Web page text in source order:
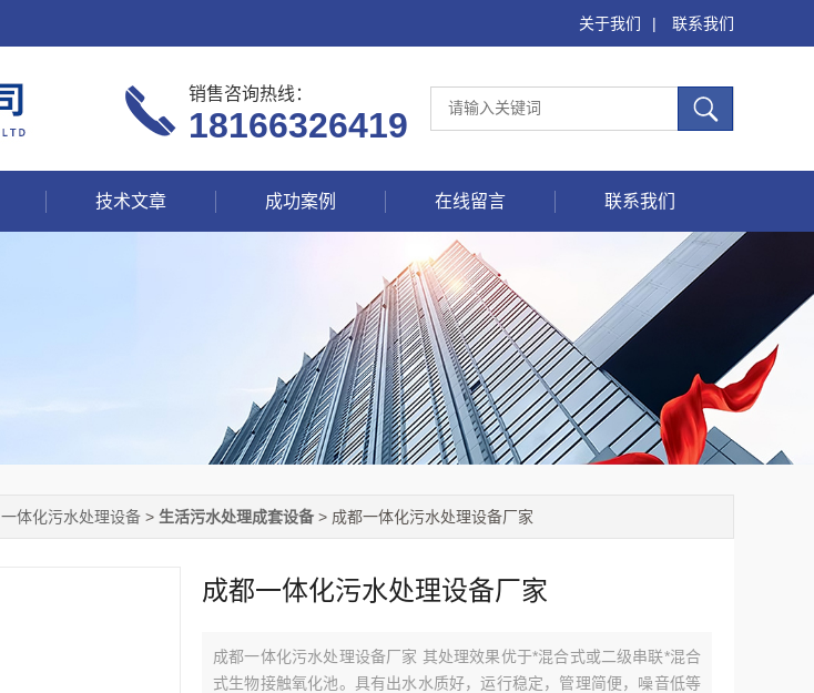
关于我们 | 联系我们
销售咨询热线：
18166326419
技术文章 成功案例 在线留言 联系我们
一体化污水处理设备 > 生活污水处理成套设备 > 成都一体化污水处理设备厂家
成都一体化污水处理设备厂家
成都一体化污水处理设备厂家 其处理效果优于*混合式或二级串联*混合
式生物接触氧化池。具有出水水质好，运行稳定，管理简便，噪音低等